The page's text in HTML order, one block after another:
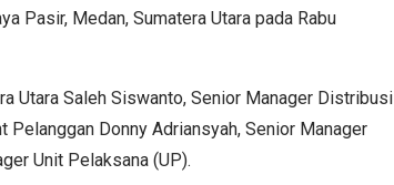
Pasir, Medan, Sumatera Utara pada Rabu
Utara Saleh Siswanto, Senior Manager Distribusi
Pelanggan Donny Adriansyah, Senior Manager
Unit Pelaksana (UP).